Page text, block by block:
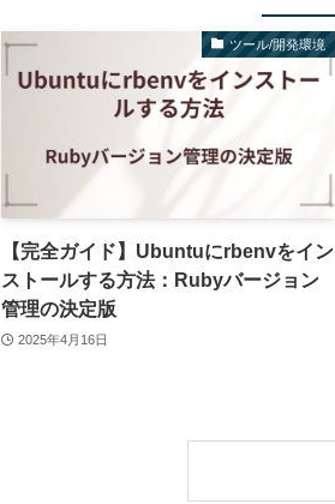
ツール/開発環境
【完全ガイド】Ubuntuにrbenvをイン
ストールする方法：Rubyバージョン
管理の決定版
2025年4月16日